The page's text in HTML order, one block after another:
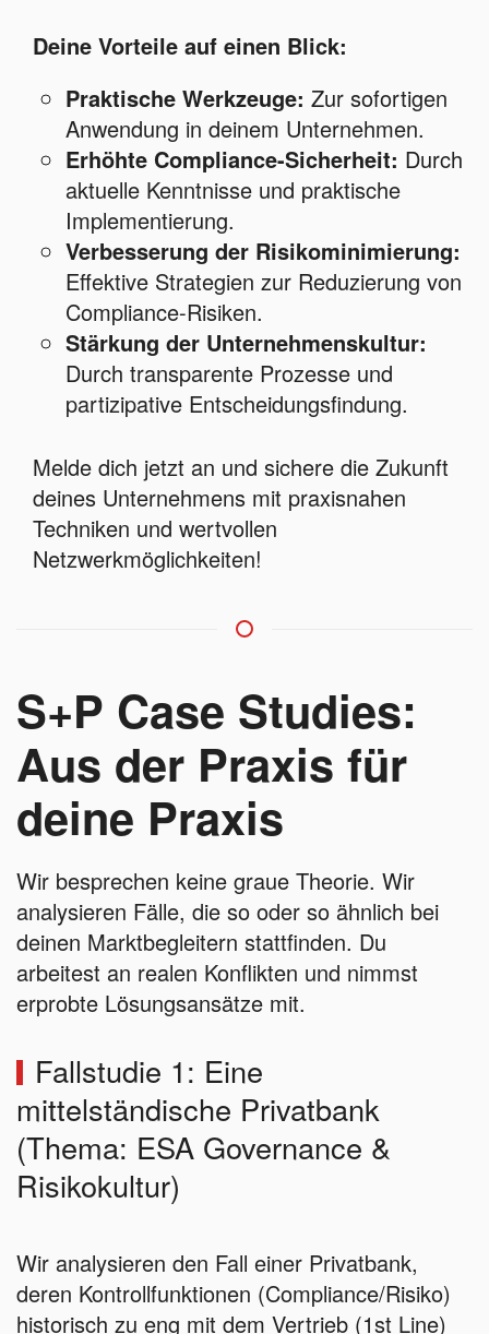
Deine Vorteile auf einen Blick:
Praktische Werkzeuge: Zur sofortigen
Anwendung in deinem Unternehmen.
Erhöhte Compliance-Sicherheit: Durch
aktuelle Kenntnisse und praktische
Implementierung.
Verbesserung der Risikominimierung:
Effektive Strategien zur Reduzierung von
Compliance-Risiken.
Stärkung der Unternehmenskultur:
Durch transparente Prozesse und
partizipative Entscheidungsfindung.
Melde dich jetzt an und sichere die Zukunft
deines Unternehmens mit praxisnahen
Techniken und wertvollen
Netzwerkmöglichkeiten!
S+P Case Studies:
Aus der Praxis für
deine Praxis
Wir besprechen keine graue Theorie. Wir
analysieren Fälle, die so oder so ähnlich bei
deinen Marktbegleitern stattfinden. Du
arbeitest an realen Konflikten und nimmst
erprobte Lösungsansätze mit.
Fallstudie 1: Eine
mittelständische Privatbank
(Thema: ESA Governance &
Risikokultur)
Wir analysieren den Fall einer Privatbank,
deren Kontrollfunktionen (Compliance/Risiko)
historisch zu eng mit dem Vertrieb (1st Line)